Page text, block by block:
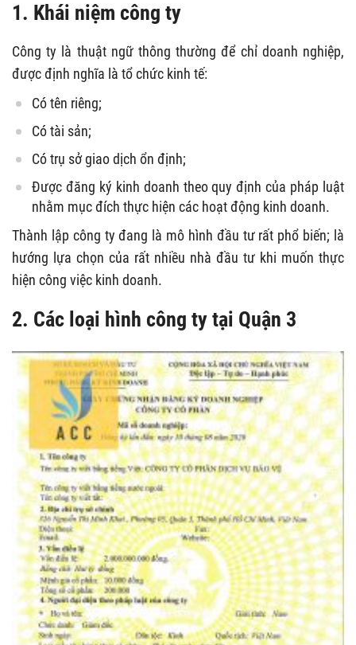
1. Khái niệm công ty
Công ty là thuật ngữ thông thường để chỉ doanh nghiệp,
được định nghĩa là tổ chức kinh tế:
Có tên riêng;
Có tài sản;
Có trụ sở giao dịch ổn định;
Được đăng ký kinh doanh theo quy định của pháp luật
nhằm mục đích thực hiện các hoạt động kinh doanh.
Thành lập công ty đang là mô hình đầu tư rất phổ biến; là
hướng lựa chọn của rất nhiều nhà đầu tư khi muốn thực
hiện công việc kinh doanh.
2. Các loại hình công ty tại Quận 3